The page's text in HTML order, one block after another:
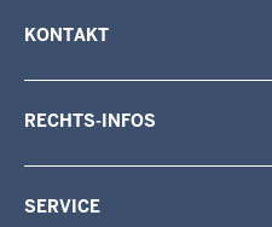
KONTAKT
RECHTS-INFOS
SERVICE